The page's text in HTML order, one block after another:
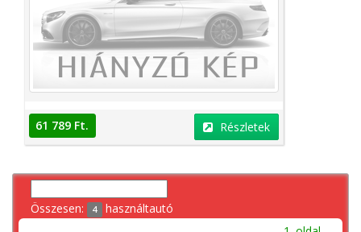
61 789 Ft. Részletek
Összesen: 4 használtautó